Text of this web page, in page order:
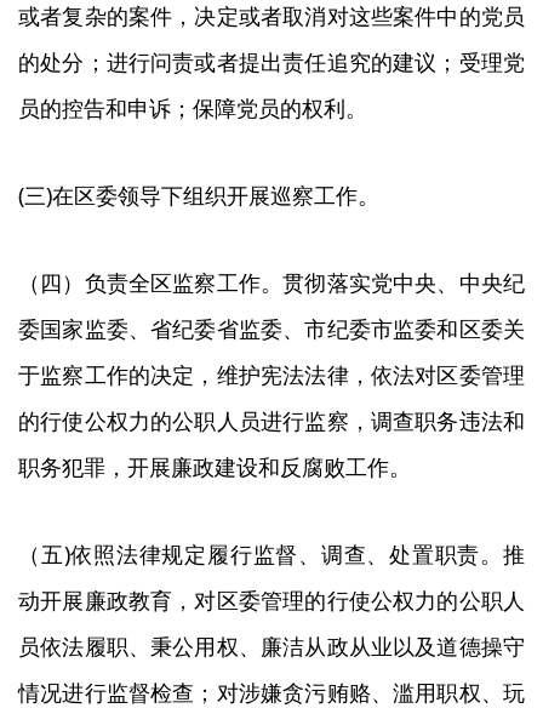
或者复杂的案件，决定或者取消对这些案件中的党员
的处分；进行问责或者提出责任追究的建议；受理党
员的控告和申诉；保障党员的权利。
(三)在区委领导下组织开展巡察工作。
（四）负责全区监察工作。贯彻落实党中央、中央纪
委国家监委、省纪委省监委、市纪委市监委和区委关
于监察工作的决定，维护宪法法律，依法对区委管理
的行使公权力的公职人员进行监察，调查职务违法和
职务犯罪，开展廉政建设和反腐败工作。
（五)依照法律规定履行监督、调查、处置职责。推
动开展廉政教育，对区委管理的行使公权力的公职人
员依法履职、秉公用权、廉洁从政从业以及道德操守
情况进行监督检查；对涉嫌贪污贿赂、滥用职权、玩